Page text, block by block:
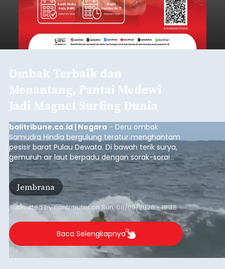
Ombak Terbaik dan
Menantang, Pantai Medewi
Jadi Magnet Surfing Dunia
balitribune.co.id | Negara - Deru ombak
Samudra Hindia bergulung teratur menghantam
pesisir barat Pulau Dewata. Di bawah terik surya,
gemuruh air laut berpadu dengan sorak-sorai
penonton yang memadati Pantai Medewi,
Kecamatan Pekutatan pada Minggu (9/8/2026).
Ratusan peselancar dari berbagai penjuru
nusantara berkompetisi menaklukan ombak
terbaik dan menantang.
Jembrana
Submitted bycontributoron Sun, 08/09/2026 - 19:38
Baca Selengkapnya